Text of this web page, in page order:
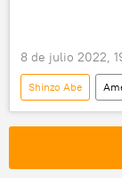
8 de julio 2022,
Shinzo Abe
Mercosur
💬 Opinión y